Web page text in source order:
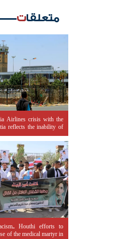
متعلقات
Airlines crisis with the
reflects the inability of
to control the banking
sector
Houthi efforts to
of the medical martyr in